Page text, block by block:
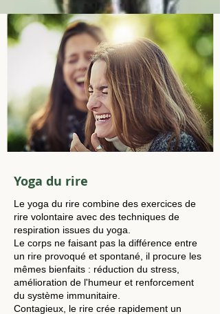
Yoga du rire
Le yoga du rire combine des exercices de
rire volontaire avec des techniques de
respiration issues du yoga.
Le corps ne faisant pas la différence entre
un rire provoqué et spontané, il procure les
mêmes bienfaits : réduction du stress,
amélioration de l'humeur et renforcement
du système immunitaire.
Contagieux, le rire crée rapidement un